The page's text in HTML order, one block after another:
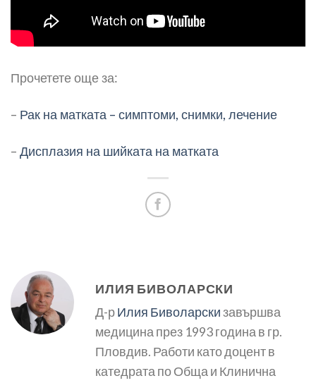
Прочетете още за:
– Рак на матката – симптоми, снимки, лечение
– Дисплазия на шийката на матката
ИЛИЯ БИВОЛАРСКИ
Д-рИлия Биволарскизавършва
медицина през 1993 година в гр.
Пловдив. Работи като доцент в
катедрата по Обща и Клинична